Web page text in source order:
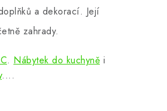
a dekorací. Její
zahrady.
. Nábytek do kuchyně i
....